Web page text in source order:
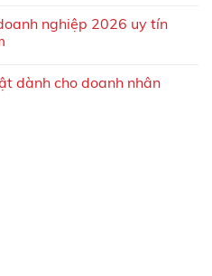
nghiệp 2026 uy tín
dành cho doanh nhân